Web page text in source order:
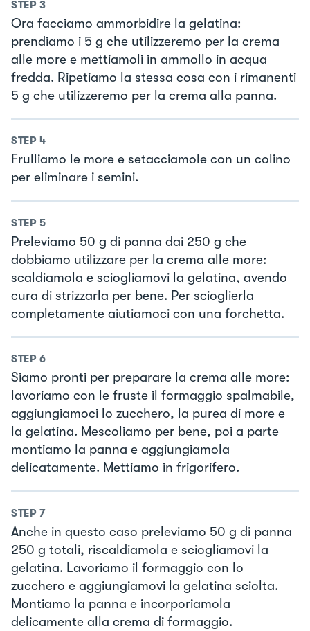
STEP 3
Ora facciamo ammorbidire la gelatina:
prendiamo i 5 g che utilizzeremo per la crema
alle more e mettiamoli in ammollo in acqua
fredda. Ripetiamo la stessa cosa con i rimanenti
5 g che utilizzeremo per la crema alla panna.
STEP 4
Frulliamo le more e setacciamole con un colino
per eliminare i semini.
STEP 5
Preleviamo 50 g di panna dai 250 g che
dobbiamo utilizzare per la crema alle more:
scaldiamola e sciogliamovi la gelatina, avendo
cura di strizzarla per bene. Per scioglierla
completamente aiutiamoci con una forchetta.
STEP 6
Siamo pronti per preparare la crema alle more:
lavoriamo con le fruste il formaggio spalmabile,
aggiungiamoci lo zucchero, la purea di more e
la gelatina. Mescoliamo per bene, poi a parte
montiamo la panna e aggiungiamola
delicatamente. Mettiamo in frigorifero.
STEP 7
Anche in questo caso preleviamo 50 g di panna
250 g totali, riscaldiamola e sciogliamovi la
gelatina. Lavoriamo il formaggio con lo
zucchero e aggiungiamovi la gelatina sciolta.
Montiamo la panna e incorporiamola
delicamente alla crema di formaggio.